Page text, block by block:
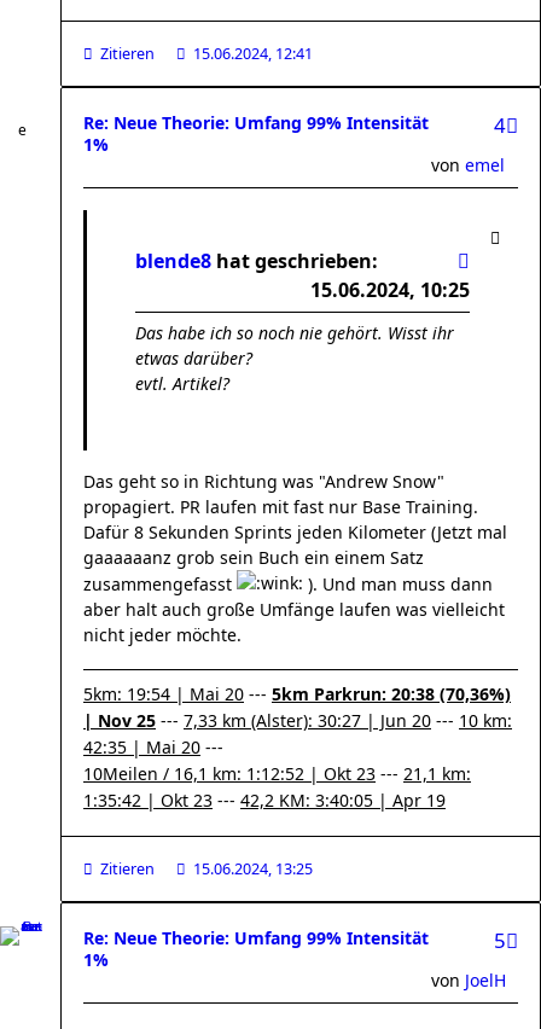
Zitieren 15.06.2024, 12:41
Re: Neue Theorie: Umfang 99% Intensität
1%
4
von emel
blende8 hat geschrieben:
15.06.2024, 10:25
Das habe ich so noch nie gehört. Wisst ihr
etwas darüber?
evtl. Artikel?
Das geht so in Richtung was "Andrew Snow"
propagiert. PR laufen mit fast nur Base Training.
Dafür 8 Sekunden Sprints jeden Kilometer (Jetzt mal
gaaaaaanz grob sein Buch ein einem Satz
zusammengefasst
). Und man muss dann
aber halt auch große Umfänge laufen was vielleicht
nicht jeder möchte.
5km: 19:54 | Mai 20 --- 5km Parkrun: 20:38 (70,36%)
| Nov 25 --- 7,33 km (Alster): 30:27 | Jun 20 --- 10 km:
42:35 | Mai 20 ---
10Meilen / 16,1 km: 1:12:52 | Okt 23 --- 21,1 km:
1:35:42 | Okt 23 --- 42,2 KM: 3:40:05 | Apr 19
Zitieren 15.06.2024, 13:25
Re: Neue Theorie: Umfang 99% Intensität
1%
5
von JoelH